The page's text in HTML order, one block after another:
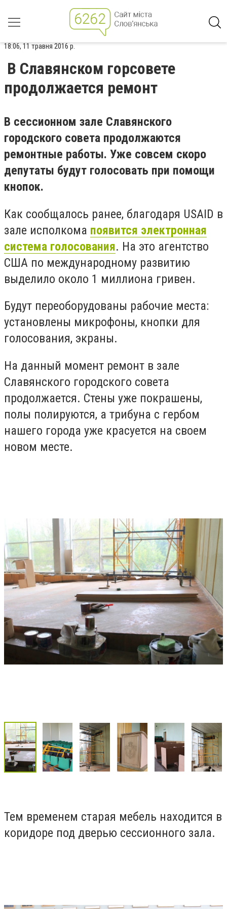
18:06, 11 травня 2016 р.
В Славянском горсовете
продолжается ремонт
В сессионном зале Славянского
городского совета продолжаются
ремонтные работы. Уже совсем скоро
депутаты будут голосовать при помощи
кнопок.
Как сообщалось ранее, благодаря USAID в
зале исполкома появится электронная
система голосования. На это агентство
США по международному развитию
выделило около 1 миллиона гривен.
Будут переоборудованы рабочие места:
установлены микрофоны, кнопки для
голосования, экраны.
На данный момент ремонт в зале
Славянского городского совета
продолжается. Стены уже покрашены,
полы полируются, а трибуна с гербом
нашего города уже красуется на своем
новом месте.
Тем временем старая мебель находится в
коридоре под дверью сессионного зала.